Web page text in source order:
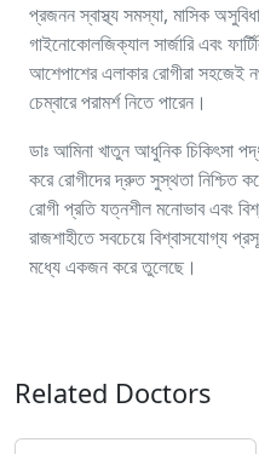
প্রজনন স্বাস্থ্য সমস্যা, মাসিক
গাইনোকোলজিক্যাল সার্জারি এবং
আশেপাশের এলাকার রোগীরা সহজেই
চেম্বারে পরামর্শ নিতে পারেন।
ডাঃ আমিনা খাতুন আধুনিক চিকিৎসা
করে রোগীদের দ্রুত সুস্থতা
রোগী প্রতি যত্নশীল মনোভাব এবং
রাজশাহীতে সবচেয়ে বিশ্বাসযোগ্য
মধ্যে একজন করে তুলেছে।
Related Doctors